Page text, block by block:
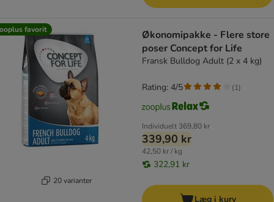
favorit
20 varianter
Økonomipakke - Flere store
poser Concept for Life
Fransk Bulldog Adult (2 x 4 kg)
Individuelt 369,80 kr
339,90 kr
42,50 kr / kg
322,91 kr
Rating: 4/5 (1)
Læg i kurv